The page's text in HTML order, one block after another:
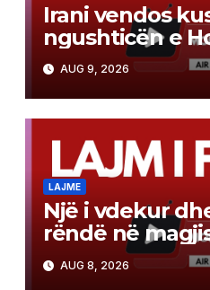
Irani vendos
ngushticën e
Kërkon heqjen
dhe kompensim
AUG 9, 2026
LAJME
Një i vdekur
rëndë në
Gostivar-
AUG 8, 2026